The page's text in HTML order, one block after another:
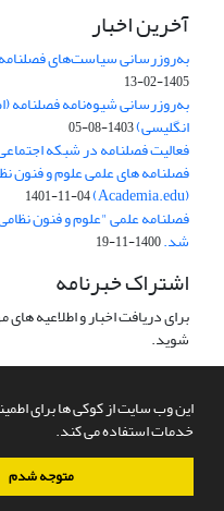
این وب سایت از کوکی ها برای
خدمات استفاده می کند.
متوجه شدم
آخرین اخبار
به‌روزرسانی سیاست‌های
1405-02-13
به‌روزرسانی شیوه‌نامه
انگلیسی)1403-08-05
فعالیت فصلنامه در شبکه اجتماعی
فصلنامه های علمی علوم و فنون
(Academia.edu)
1401-11-04
شد.1400-11-19
اشتراک خبرنامه
برای دریافت اخبار و اطلاعیه
شوید.
سامانه مدیریت نشریات علمی.